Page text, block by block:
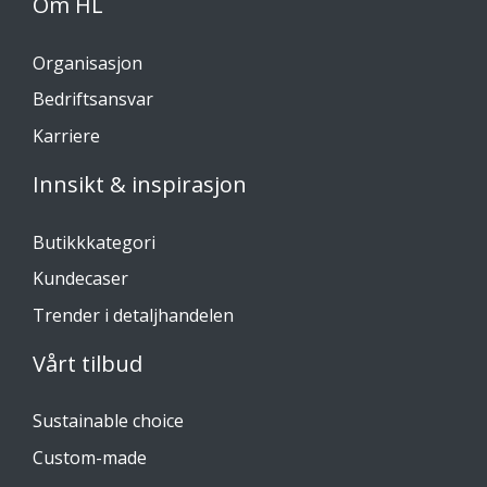
Organisasjon
Bedriftsansvar
Karriere
Innsikt & inspirasjon
Butikkkategori
Kundecaser
Trender i detaljhandelen
Vårt tilbud
Sustainable choice
Custom-made